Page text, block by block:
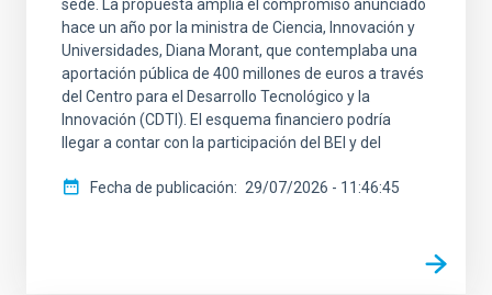
sede. La propuesta amplía el compromiso anunciado
hace un año por la ministra de Ciencia, Innovación y
Universidades, Diana Morant, que contemplaba una
aportación pública de 400 millones de euros a través
del Centro para el Desarrollo Tecnológico y la
Innovación (CDTI). El esquema financiero podría
llegar a contar con la participación del BEI y del
Fecha de publicación 29/07/2026 - 11:46:45